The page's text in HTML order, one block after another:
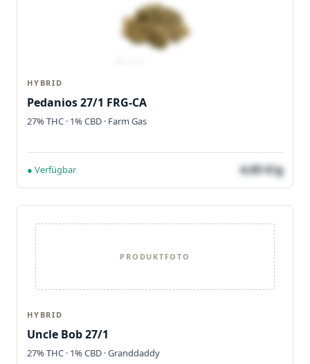
HYBRID
Pedanios 27/1 FRG-CA
27% THC · 1% CBD · Farm Gas
● Verfügbar 4,65 €/g
PRODUKTFOTO
HYBRID
Uncle Bob 27/1
27% THC · 1% CBD · Granddaddy